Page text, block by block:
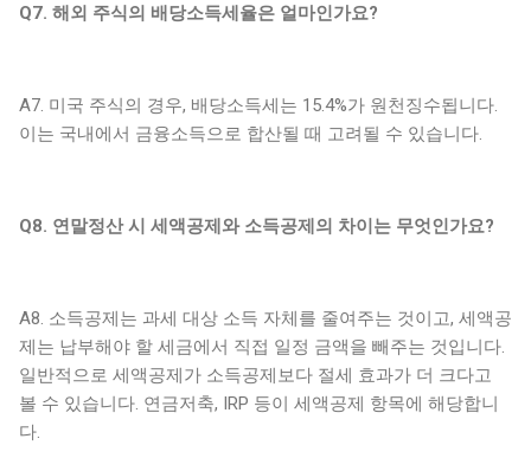
Q7. 해외 주식의 배당소득세율은 얼마인가요?
A7. 미국 주식의 경우, 배당소득세는 15.4%가 원천징수됩니다.
이는 국내에서 금융소득으로 합산될 때 고려될 수 있습니다.
Q8. 연말정산 시 세액공제와 소득공제의 차이는 무엇인가요?
A8. 소득공제는 과세 대상 소득 자체를 줄여주는 것이고, 세액공
제는 납부해야 할 세금에서 직접 일정 금액을 빼주는 것입니다.
일반적으로 세액공제가 소득공제보다 절세 효과가 더 크다고
볼 수 있습니다. 연금저축, IRP 등이 세액공제 항목에 해당합니
다.